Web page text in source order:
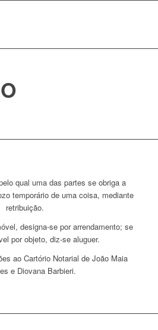
qual uma das partes se obriga a
temporário de uma coisa, mediante
retribuição.
designa-se por arrendamento; se
por objeto, diz-se aluguer.
ao Cartório Notarial de João Maia
e Diovana Barbieri.